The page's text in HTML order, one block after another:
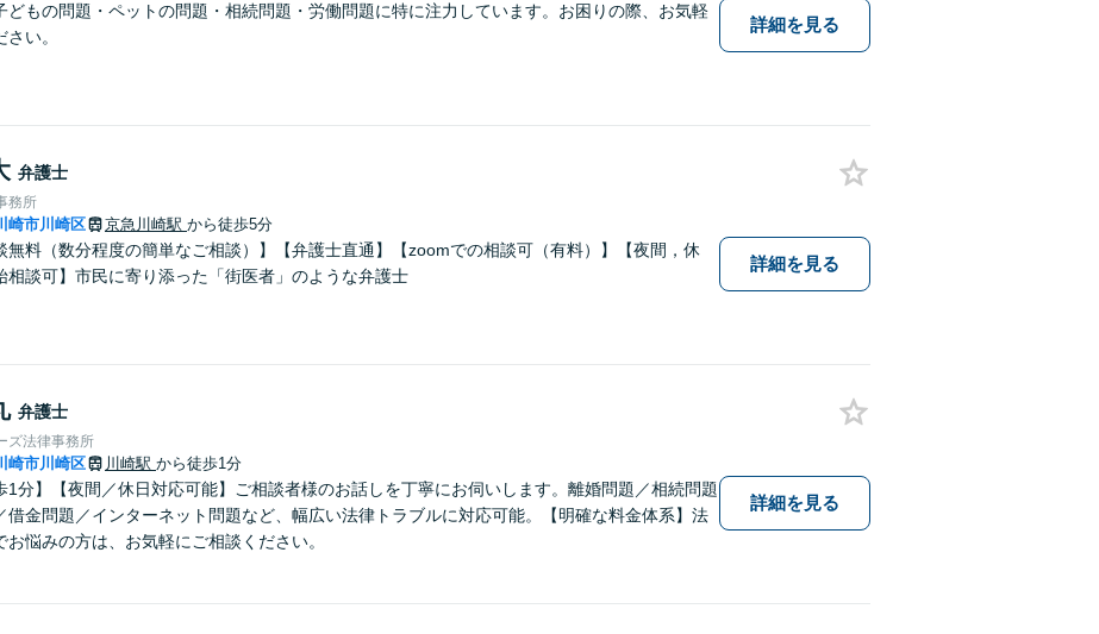
どもの問題・ペットの問題・相続問題・労働問題に特に注力しています。お困りの際、お気軽
い。
詳細を見る
弁護士
務所
崎市川崎区 京急川崎駅 から徒歩5分
無料（数分程度の簡単なご相談）】【弁護士直通】【zoomでの相談可（有料）】【夜間，休
相談可】市民に寄り添った「街医者」のような弁護士
詳細を見る
弁護士
ズ法律事務所
崎市川崎区 川崎駅 から徒歩1分
1分】【夜間／休日対応可能】ご相談者様のお話しを丁寧にお伺いします。離婚問題／相続問題
借金問題／インターネット問題など、幅広い法律トラブルに対応可能。【明確な料金体系】法
お悩みの方は、お気軽にご相談ください。
詳細を見る